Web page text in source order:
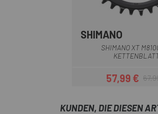
SHIMANO
SHIMANO XT
Preis
57,99 €
KUNDEN, DIE DIESEN